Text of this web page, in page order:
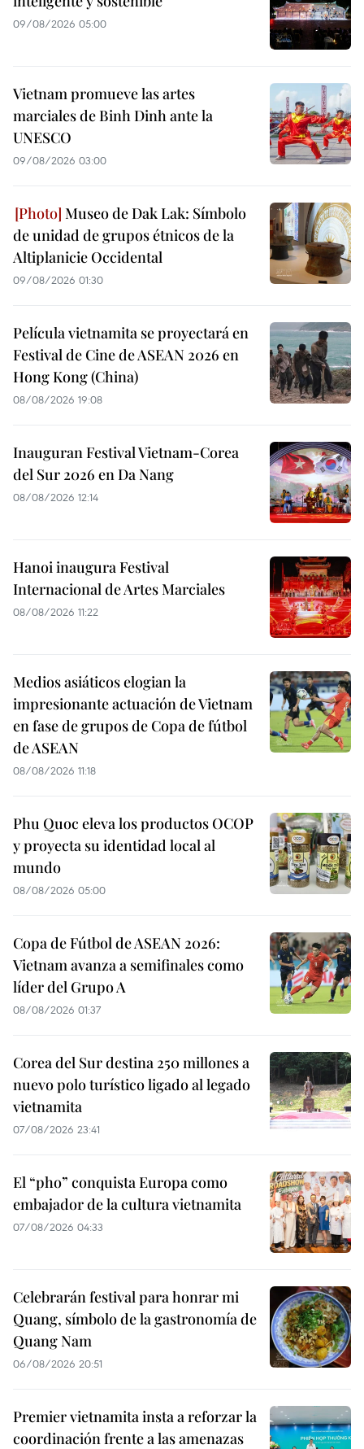
09/08/2026 05:00
Vietnam promueve las artes
marciales de Binh Dinh ante la
UNESCO
09/08/2026 03:00
Museo de Dak Lak: Símbolo
de unidad de grupos étnicos de la
Altiplanicie Occidental
09/08/2026 01:30
Película vietnamita se proyectará en
Festival de Cine de ASEAN 2026 en
Hong Kong (China)
08/08/2026 19:08
Inauguran Festival Vietnam-Corea
del Sur 2026 en Da Nang
08/08/2026 12:14
Hanoi inaugura Festival
Internacional de Artes Marciales
08/08/2026 11:22
Medios asiáticos elogian la
impresionante actuación de Vietnam
en fase de grupos de Copa de fútbol
de ASEAN
08/08/2026 11:18
Phu Quoc eleva los productos OCOP
y proyecta su identidad local al
mundo
08/08/2026 05:00
Copa de Fútbol de ASEAN 2026:
Vietnam avanza a semifinales como
líder del Grupo A
08/08/2026 01:37
Corea del Sur destina 250 millones a
nuevo polo turístico ligado al legado
vietnamita
07/08/2026 23:41
El “pho” conquista Europa como
embajador de la cultura vietnamita
07/08/2026 04:33
Celebrarán festival para honrar mi
Quang, símbolo de la gastronomía de
Quang Nam
06/08/2026 20:51
Premier vietnamita insta a reforzar la
coordinación frente a las amenazas